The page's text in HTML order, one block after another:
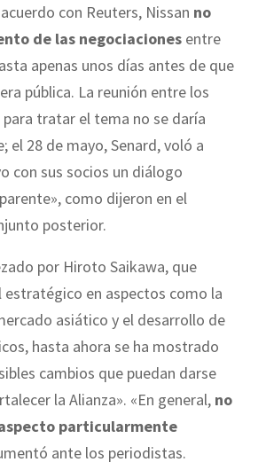
con Reuters, Nissan no
de las negociaciones entre
apenas unos días antes de que
pública. La reunión entre los
tratar el tema no se daría
el 28 de mayo, Senard, voló a
con sus socios un diálogo
como dijeron en el
posterior.
por Hiroto Saikawa, que
estratégico en aspectos como la
asiático y el desarrollo de
hasta ahora se ha mostrado
cambios que puedan darse
la Alianza». «En general, no
particularmente
ante los periodistas.